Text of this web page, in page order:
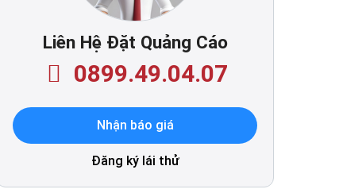
Liên Hệ Đặt Quảng Cáo
0899.49.04.07
Nhận báo giá
Đăng ký lái thử